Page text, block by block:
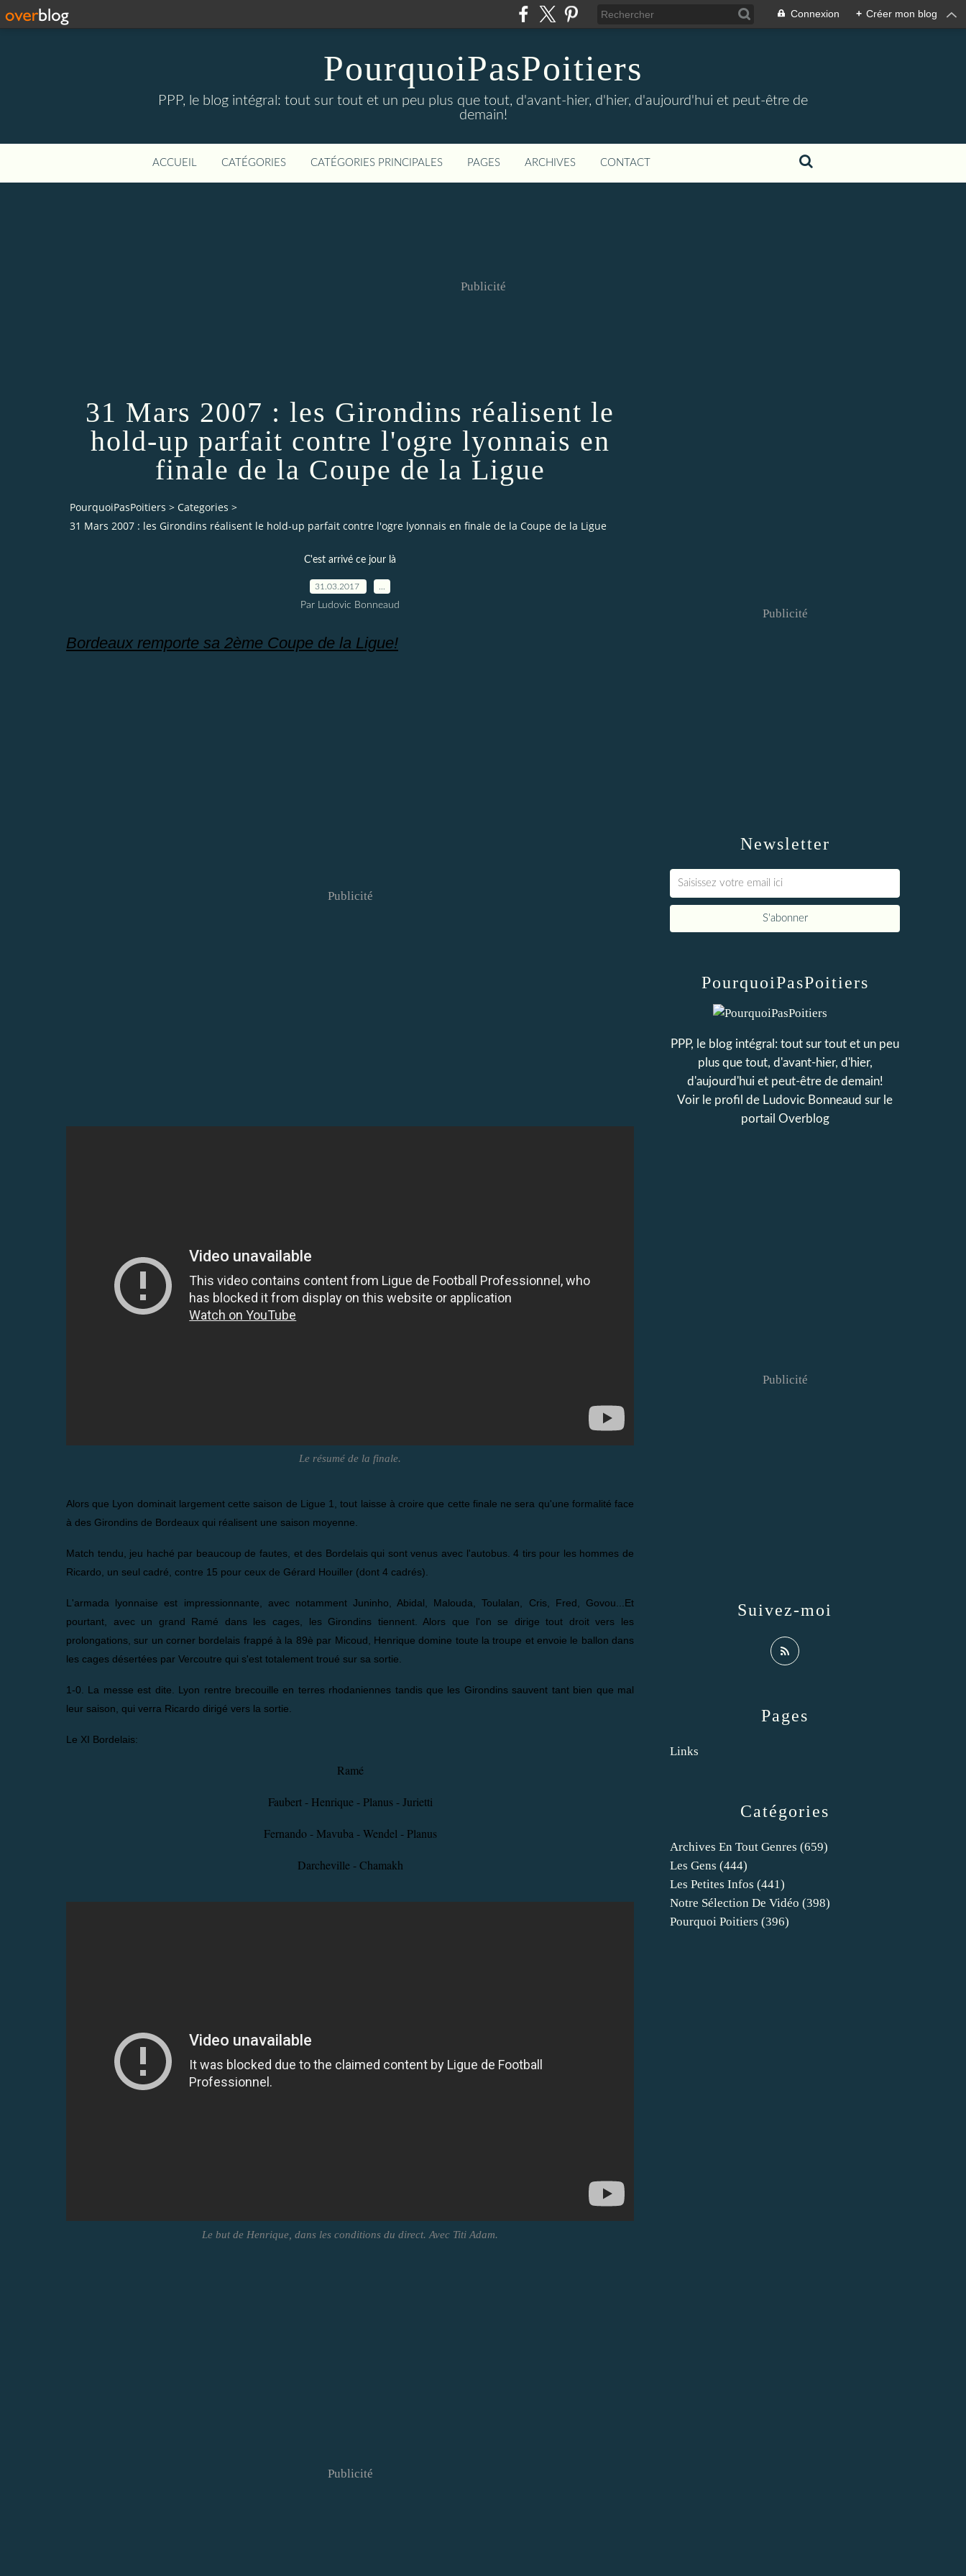
Connexion + Créer mon blog
PourquoiPasPoitiers
PPP, le blog intégral: tout sur tout et un peu plus que tout, d'avant-hier, d'hier, d'aujourd'hui et peut-être de
demain!
ACCUEIL CATÉGORIES CATÉGORIES PRINCIPALES PAGES ARCHIVES CONTACT
Publicité
31 Mars 2007 : les Girondins réalisent le
hold-up parfait contre l'ogre lyonnais en
finale de la Coupe de la Ligue
PourquoiPasPoitiers > Categories >
31 Mars 2007 : les Girondins réalisent le hold-up parfait contre l'ogre lyonnais en finale de la Coupe de la Ligue
C'est arrivé ce jour là
31.03.2017
Par Ludovic Bonneaud
Bordeaux remporte sa 2ème Coupe de la Ligue!
Publicité
Le résumé de la finale.
Alors que Lyon dominait largement cette saison de Ligue 1, tout laisse à croire que cette finale ne sera qu'une formalité face
à des Girondins de Bordeaux qui réalisent une saison moyenne.
Match tendu, jeu haché par beaucoup de fautes, et des Bordelais qui sont venus avec l'autobus. 4 tirs pour les hommes de
Ricardo, un seul cadré, contre 15 pour ceux de Gérard Houiller (dont 4 cadrés).
L'armada lyonnaise est impressionnante, avec notamment Juninho, Abidal, Malouda, Toulalan, Cris, Fred, Govou...Et
pourtant, avec un grand Ramé dans les cages, les Girondins tiennent. Alors que l'on se dirige tout droit vers les
prolongations, sur un corner bordelais frappé à la 89è par Micoud, Henrique domine toute la troupe et envoie le ballon dans
les cages désertées par Vercoutre qui s'est totalement troué sur sa sortie.
1-0. La messe est dite. Lyon rentre brecouille en terres rhodaniennes tandis que les Girondins sauvent tant bien que mal
leur saison, qui verra Ricardo dirigé vers la sortie.
Le XI Bordelais:
Ramé
Faubert - Henrique - Planus - Jurietti
Fernando - Mavuba - Wendel - Planus
Darcheville - Chamakh
Le but de Henrique, dans les conditions du direct. Avec Titi Adam.
Publicité
Newsletter
Publicité
Catégories
Archives En Tout Genres (659)
Les Gens (444)
Les Petites Infos (441)
Notre Sélection De Vidéo (398)
Pourquoi Poitiers (396)
Pages
Links
PourquoiPasPoitiers
PPP, le blog intégral: tout sur tout et un peu
plus que tout, d'avant-hier, d'hier,
d'aujourd'hui et peut-être de demain!
Voir le profil de Ludovic Bonneaud sur le
portail Overblog
Suivez-moi
Publicité